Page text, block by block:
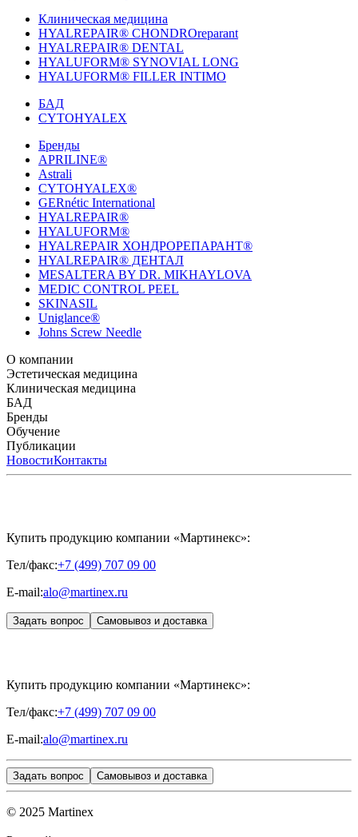
Клиническая медицина
HYALREPAIR® CHONDROreparant
HYALREPAIR® DENTAL
HYALUFORM® SYNOVIAL LONG
HYALUFORM® FILLER INTIMO
БАД
CYTOHYALEX
Бренды
APRILINE®
Astrali
CYTOHYALEX®
GERnétic International
HYALREPAIR®
HYALUFORM®
HYALREPAIR ХОНДРОРЕПАРАНТ®
HYALREPAIR® ДЕНТАЛ
MESALTERA BY DR. MIKHAYLOVA
MEDIC CONTROL PEEL
SKINASIL
Uniglance®
Johns Screw Needle
О компании
История компанииНаучный центр
центрПатентыЛаборатория
Мезотерапии
Эстетическая медицина
БиорепарацияФиллеры
пилинги
Клиническая медицина
HYALREPAIR® CHONDROreparant
DENTAL
FILLER INTIMO
БАД
CYTOHYALEX
Бренды
APRILINE®
InternationalHYALREPAIR®
ХОНДРОРЕПАРАНТ®
ДЕНТАЛMESALTERA BY DR. MIKHAYLOVAMEDIC
Обучение
Расписание мероприятий
обученияПреподаватели
Публикации
ЖУРНАЛ LES NOUVELLES ESTHÉTIQUES
«ИНЪЕКЦИОННАЯ КОСМЕТОЛОГИЯ»ЖУРНАЛ
НовостиКонтакты
Купить продукцию компании «Мартинекс»:
Тел/факс:+7 (499) 707 09 00
E-mail:alo@martinex.ru
Задать вопрос Самовывоз и доставка
Купить продукцию компании «Мартинекс»:
Тел/факс:+7 (499) 707 09 00
E-mail:alo@martinex.ru
Задать вопрос Самовывоз и доставка
© 2025 Martinex